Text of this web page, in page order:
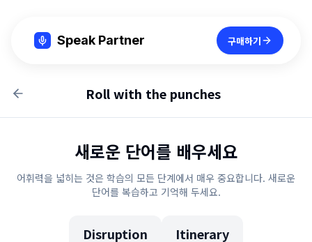
Speak Partner 구매하기
Roll with the punches
새로운 단어를 배우세요
어휘력을 넓히는 것은 학습의 모든 단계에서 매우 중요합니다. 새로운
단어를 복습하고 기억해 두세요.
Disruption Itinerary